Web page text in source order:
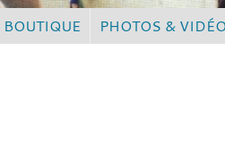
BOUTIQUE PHOTOS &